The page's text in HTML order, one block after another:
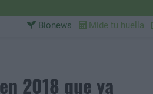
Bionews Mide tu huella
2018 que ya